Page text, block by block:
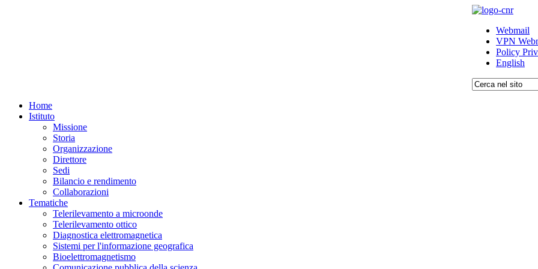
Webmail
VPN
Policy
English
Home
Istituto
Missione
Storia
Organizzazione
Direttore
Sedi
Bilancio e rendimento
Collaborazioni
Tematiche
Telerilevamento a microonde
Telerilevamento ottico
Diagnostica elettromagnetica
Sistemi per l'informazione geografica
Bioelettromagnetismo